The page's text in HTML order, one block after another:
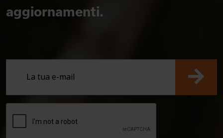
aggiornamenti.